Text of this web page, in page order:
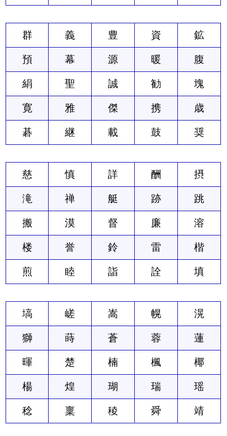
群 義 豊 資 鉱
預 幕 源 暖 腹
絹 聖 誠 勧 塊
寛 雅 傑 携 歳
碁 継 載 鼓 奨
慈 慎 詳 酬 摂
滝 禅 艇 跡 跳
搬 漠 督 廉 溶
楼 誉 鈴 雷 楷
煎 睦 詣 詮 填
塙 嵯 嵩 幌 滉
獅 蒔 蒼 蓉 蓮
暉 楚 楠 楓 椰
楊 煌 瑚 瑞 瑶
稔 稟 稜 舜 靖